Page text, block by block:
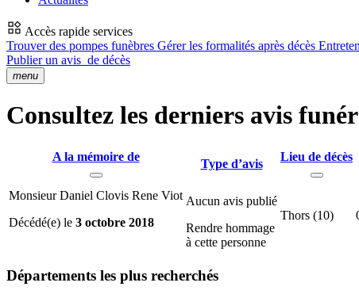
Accès rapide services
Trouver des pompes funèbres Gérer les formalités après décès
Publier un avis de décès
menu
Consultez les derniers avis
A la mémoire de
Type d’avis
Lieu de décès
Monsieur Daniel Clovis Rene Viot
Décédé(e) le 3 octobre 2018
Aucun avis publié
Rendre hommage
à cette personne
Thors (10)
Départements les plus recherchés